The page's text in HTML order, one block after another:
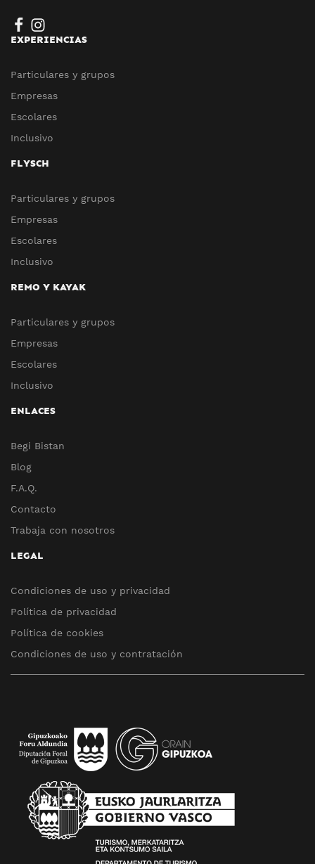
EXPERIENCIAS
Particulares y grupos
Empresas
Escolares
Inclusivo
FLYSCH
Particulares y grupos
Empresas
Escolares
Inclusivo
REMO Y KAYAK
Particulares y grupos
Empresas
Escolares
Inclusivo
ENLACES
Begi Bistan
Blog
F.A.Q.
Contacto
Trabaja con nosotros
LEGAL
Condiciones de uso y privacidad
Política de privacidad
Política de cookies
Condiciones de uso y contratación